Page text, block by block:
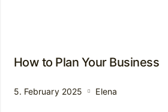
How to Plan Your Business
5. February 2025 Elena